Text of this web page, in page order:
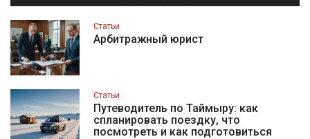
Статьи
Арбитражный юрист
Статьи
Путеводитель по Таймыру: как
спланировать поездку, что
посмотреть и как подготовиться